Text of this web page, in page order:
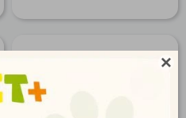
